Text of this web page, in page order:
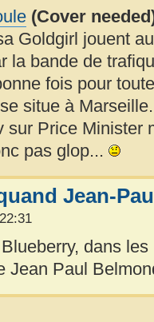
(Cover
Goldgirl jouent
la bande de
fois pour
situe à Marseille.
sur Price Minister
pas glop...
Jean-
dans
Jean Paul